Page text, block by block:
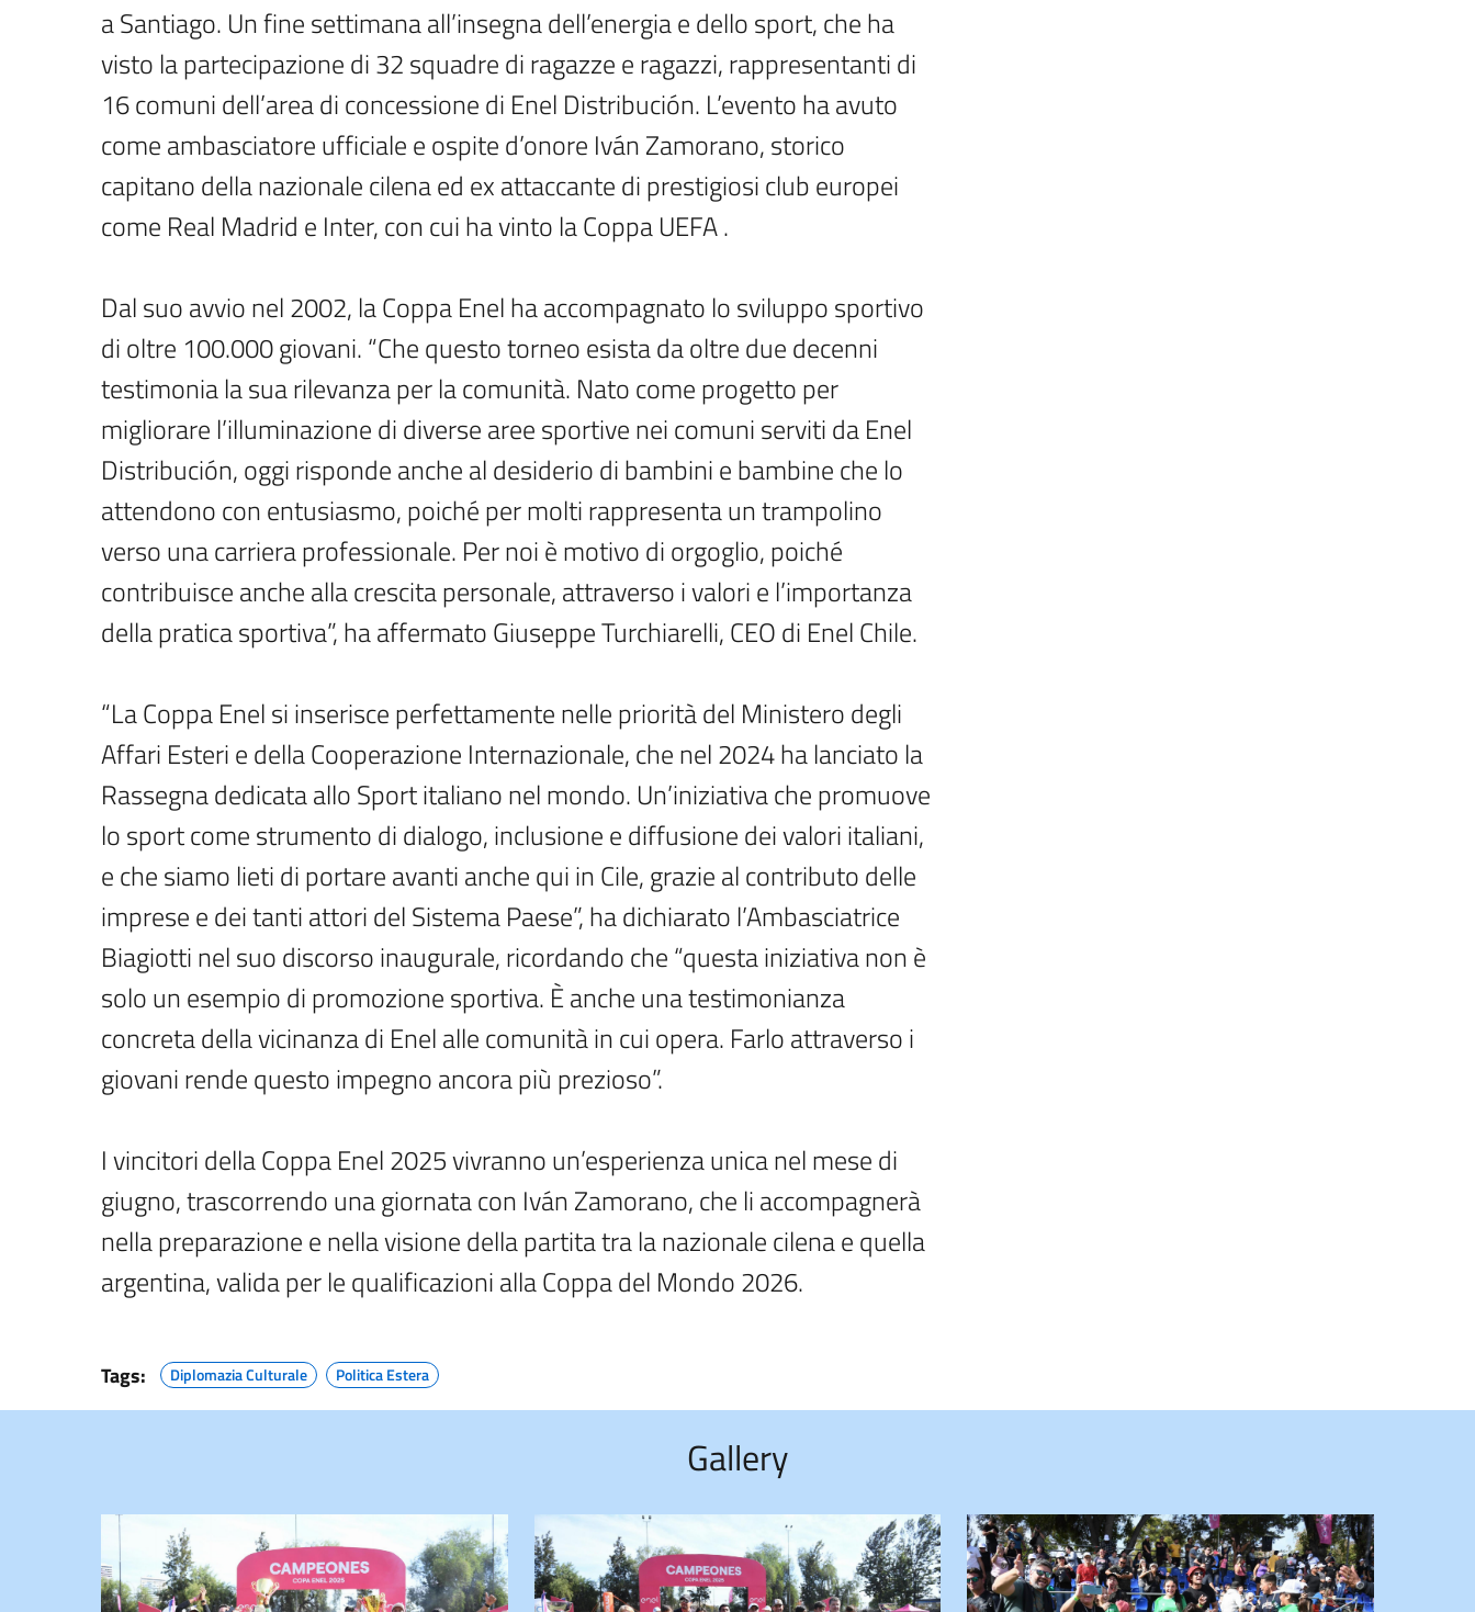
a Santiago. Un fine settimana all’insegna dell’energia e dello sport, che ha
visto la partecipazione di 32 squadre di ragazze e ragazzi, rappresentanti di
16 comuni dell’area di concessione di Enel Distribución. L’evento ha avuto
come ambasciatore ufficiale e ospite d’onore Iván Zamorano, storico
capitano della nazionale cilena ed ex attaccante di prestigiosi club europei
come Real Madrid e Inter, con cui ha vinto la Coppa UEFA .
Dal suo avvio nel 2002, la Coppa Enel ha accompagnato lo sviluppo sportivo
di oltre 100.000 giovani. “Che questo torneo esista da oltre due decenni
testimonia la sua rilevanza per la comunità. Nato come progetto per
migliorare l’illuminazione di diverse aree sportive nei comuni serviti da Enel
Distribución, oggi risponde anche al desiderio di bambini e bambine che lo
attendono con entusiasmo, poiché per molti rappresenta un trampolino
verso una carriera professionale. Per noi è motivo di orgoglio, poiché
contribuisce anche alla crescita personale, attraverso i valori e l’importanza
della pratica sportiva”, ha affermato Giuseppe Turchiarelli, CEO di Enel Chile.
“La Coppa Enel si inserisce perfettamente nelle priorità del Ministero degli
Affari Esteri e della Cooperazione Internazionale, che nel 2024 ha lanciato la
Rassegna dedicata allo Sport italiano nel mondo. Un’iniziativa che promuove
lo sport come strumento di dialogo, inclusione e diffusione dei valori italiani,
e che siamo lieti di portare avanti anche qui in Cile, grazie al contributo delle
imprese e dei tanti attori del Sistema Paese”, ha dichiarato l’Ambasciatrice
Biagiotti nel suo discorso inaugurale, ricordando che “questa iniziativa non è
solo un esempio di promozione sportiva. È anche una testimonianza
concreta della vicinanza di Enel alle comunità in cui opera. Farlo attraverso i
giovani rende questo impegno ancora più prezioso”.
I vincitori della Coppa Enel 2025 vivranno un’esperienza unica nel mese di
giugno, trascorrendo una giornata con Iván Zamorano, che li accompagnerà
nella preparazione e nella visione della partita tra la nazionale cilena e quella
argentina, valida per le qualificazioni alla Coppa del Mondo 2026.
Tags: Diplomazia Culturale Politica Estera
Gallery